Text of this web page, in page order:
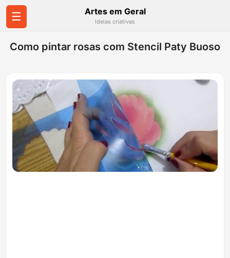
☰ Artes em Geral
Ideias criativas
Como pintar rosas com Stencil Paty Buoso